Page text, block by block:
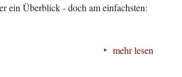
ein Überblick - doch am einfachsten:
mehr lesen